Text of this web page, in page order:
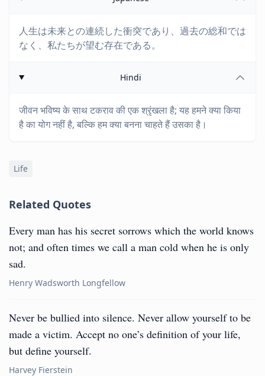
人生は未来との連続した衝突であり、過去の総和では
なく、私たちが望む存在である。
Hindi
जीवन भविष्य के साथ टकराव की एक श्रृंखला है; यह हमने क्या किया
है का योग नहीं है, बल्कि हम क्या बनना चाहते हैं उसका है।
Life
Related Quotes
Every man has his secret sorrows which the world knows
not; and often times we call a man cold when he is only
sad.
Henry Wadsworth Longfellow
Never be bullied into silence. Never allow yourself to be
made a victim. Accept no one’s definition of your life,
but define yourself.
Harvey Fierstein